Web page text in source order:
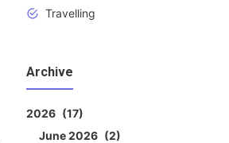
Travelling
Archive
2026
17
June 2026
2